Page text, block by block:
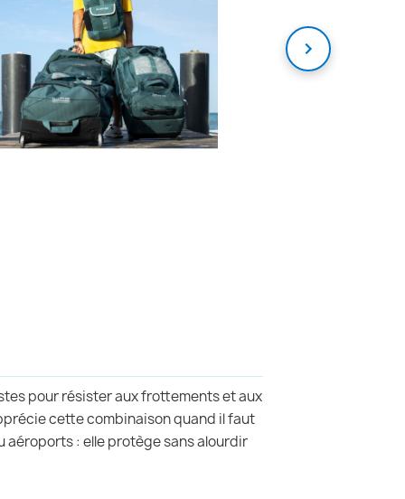
pour résister aux frottements et aux
cette combinaison quand il faut
aéroports : elle protège sans alourdir